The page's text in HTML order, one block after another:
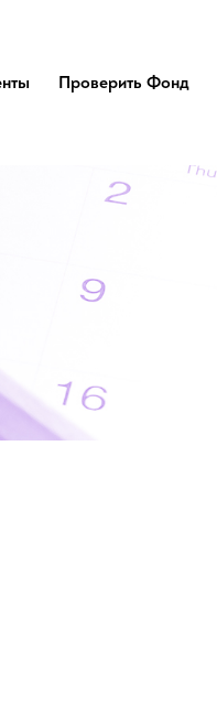
Проверить Фонд